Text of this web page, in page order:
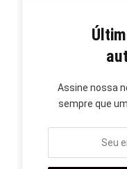
Assine nossa
sempre que